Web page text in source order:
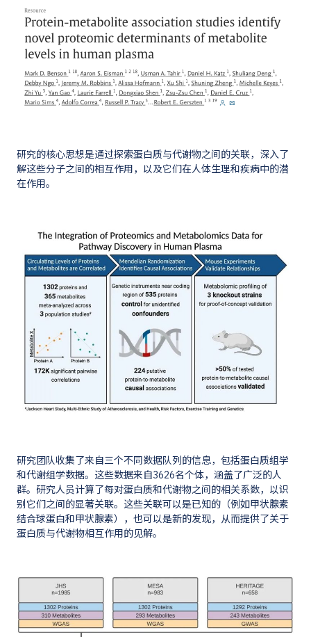
研究的核心思想是通过探索蛋白质与代谢物之间的关联，深入了
解这些分子之间的相互作用，以及它们在人体生理和疾病中的潜
在作用。
研究团队收集了来自三个不同数据队列的信息，包括蛋白质组学
和代谢组学数据。这些数据来自3626名个体，涵盖了广泛的人
群。研究人员计算了每对蛋白质和代谢物之间的相关系数，以识
别它们之间的显著关联。这些关联可以是已知的（例如甲状腺素
结合球蛋白和甲状腺素），也可以是新的发现，从而提供了关于
蛋白质与代谢物相互作用的见解。